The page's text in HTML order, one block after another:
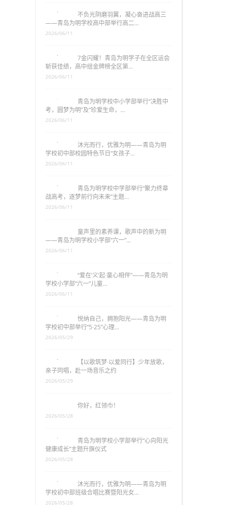
不负光阴磨羽翼，凝心奋进战高三
——青岛为明学校高中部举行高二…
2026/06/11
7金闪耀！青岛为明学子在全区运会
斩获佳绩，高中组金牌榜全区第…
2026/06/11
青岛为明学校中小学部举行“决胜中
考，圆梦为明”及“珍爱生命，…
2026/06/11
沐光而行，优雅为明——青岛为明
学校初中部校园特色节日“女孩子…
2026/06/11
青岛为明学校中学部举行“聚力终章
战高考，逐梦前行向未来”主题…
2026/06/11
童声里的素养课，歌声中的新为明
——青岛为明学校小学部“六一”…
2026/06/11
“爱在‘义’起·童心相伴”——青岛为明
学校小学部“六一”儿童…
2026/06/11
悦纳自己，拥抱阳光——青岛为明
学校初中部举行“5·25”心理…
2026/05/29
【以歌筑梦·以爱同行】少年放歌，
亲子同唱，赴一场音乐之约
2026/05/29
你好，红领巾！
2026/05/28
青岛为明学校小学部举行“心向阳光
健康成长”主题升旗仪式
2026/05/28
沐光而行，优雅为明——青岛为明
学校初中部班级合唱比赛暨阳光女…
2026/05/28